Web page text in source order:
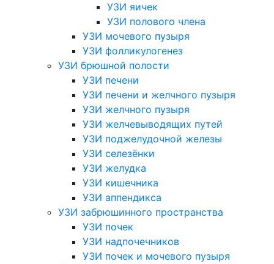
УЗИ яичек
УЗИ полового члена
УЗИ мочевого пузыря
УЗИ фолликулогенез
УЗИ брюшной полости
УЗИ печени
УЗИ печени и желчного пузыря
УЗИ желчного пузыря
УЗИ желчевыводящих путей
УЗИ поджелудочной железы
УЗИ селезёнки
УЗИ желудка
УЗИ кишечника
УЗИ аппендикса
УЗИ забрюшинного пространства
УЗИ почек
УЗИ надпочечников
УЗИ почек и мочевого пузыря